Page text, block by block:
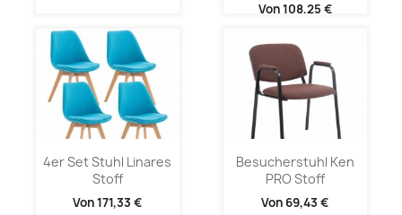
Von108,25 €
4er Set Stuhl Linares
Stoff
Von171,33 €
Besucherstuhl Ken
PRO Stoff
Von 69,43 €